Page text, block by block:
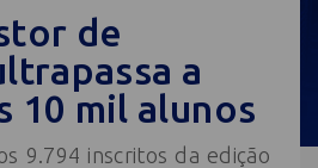
de
a
10 mil alunos
9.794 inscritos da edição